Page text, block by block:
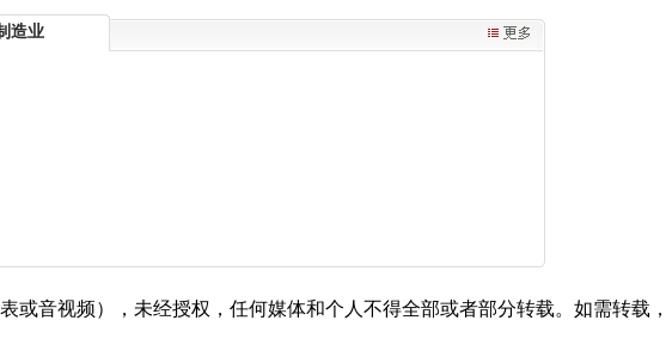
造业
或音视频），未经授权，任何媒体和个人不得全部或者部分转载。如需转载